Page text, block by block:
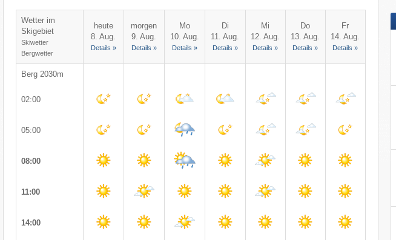
Wetter im
Skigebiet
Skiwetter
Bergwetter
heute
8. Aug.
Details »
morgen
9. Aug.
Details »
Mo
10. Aug.
Details »
Di
11. Aug.
Details »
Mi
12. Aug.
Details »
Do
13. Aug.
Details »
Fr
14. Aug.
Details »
Berg 2030m
02:00
05:00
08:00
11:00
14:00